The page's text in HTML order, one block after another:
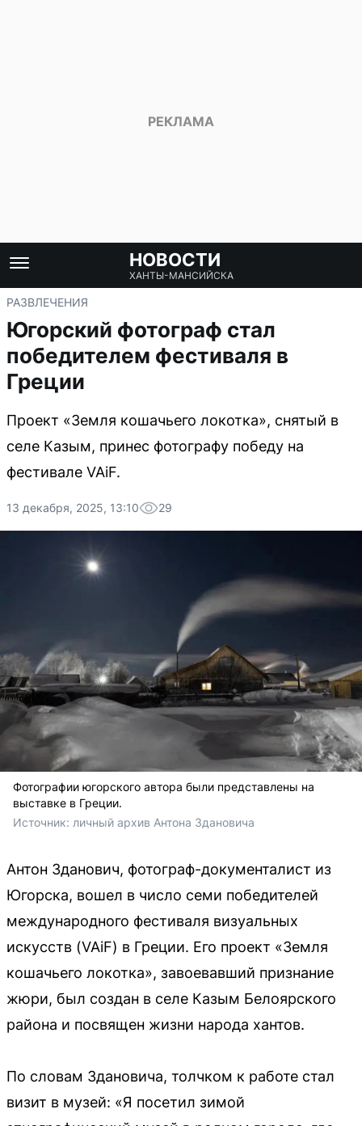
НОВОСТИ
ХАНТЫ-МАНСИЙСКА
РАЗВЛЕЧЕНИЯ
Югорский фотограф стал
победителем фестиваля в
Греции
Проект «Земля кошачьего локотка», снятый в
селе Казым, принес фотографу победу на
фестивале VAiF.
13 декабря, 2025, 13:10 29
Фотографии югорского автора были представлены на
выставке в Греции.
Источник: личный архив Антона Здановича
Антон Зданович, фотограф-документалист из
Югорска, вошел в число семи победителей
международного фестиваля визуальных
искусств (VAiF) в Греции. Его проект «Земля
кошачьего локотка», завоевавший признание
жюри, был создан в селе Казым Белоярского
района и посвящен жизни народа хантов.
По словам Здановича, толчком к работе стал
визит в музей: «Я посетил зимой